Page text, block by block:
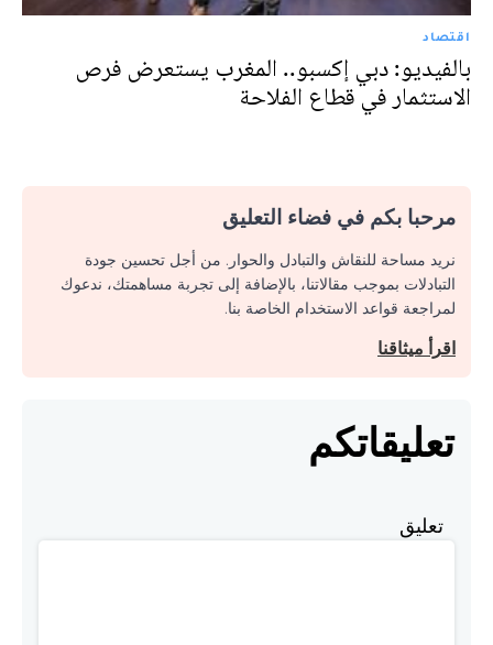
اقتصاد
بالفيديو: دبي إكسبو.. المغرب يستعرض فرص
الاستثمار في قطاع الفلاحة
مرحبا بكم في فضاء التعليق
نريد مساحة للنقاش والتبادل والحوار. من أجل تحسين جودة
التبادلات بموجب مقالاتنا، بالإضافة إلى تجربة مساهمتك، ندعوك
لمراجعة قواعد الاستخدام الخاصة بنا.
اقرأ ميثاقنا
تعليقاتكم
تعليق